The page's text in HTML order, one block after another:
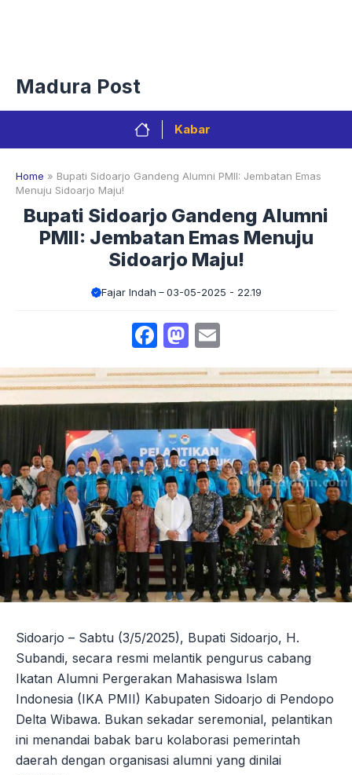
Madura Post
Kabar
Home » Bupati Sidoarjo Gandeng Alumni PMII: Jembatan Emas
Menuju Sidoarjo Maju!
Bupati Sidoarjo Gandeng Alumni
PMII: Jembatan Emas Menuju
Sidoarjo Maju!
Fajar Indah 03-05-2025 - 22.19
Facebook
Mastodon
Sidoarjo – Sabtu (3/5/2025), Bupati Sidoarjo, H.
Subandi, secara resmi melantik pengurus cabang
Ikatan Alumni Pergerakan Mahasiswa Islam
Indonesia (IKA PMII) Kabupaten Sidoarjo di Pendopo
Delta Wibawa. Bukan sekadar seremonial, pelantikan
ini menandai babak baru kolaborasi pemerintah
daerah dengan organisasi alumni yang dinilai